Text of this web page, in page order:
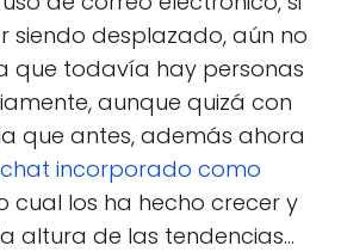
siendo desplazado, aún no
que todavía hay personas
aunque quizá con
que antes, además ahora
chat incorporado como
cual los ha hecho crecer y
altura de las tendencias...